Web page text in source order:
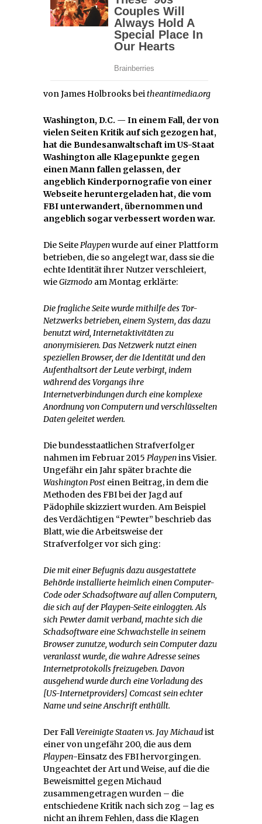
von James Holbrooks beitheantimedia.org
Washington, D.C. — In einem Fall, der von
vielen Seiten Kritik auf sich gezogen hat,
hat die Bundesanwaltschaft im US-Staat
Washington alle Klagepunkte gegen
einen Mann fallen gelassen, der
angeblich Kinderpornografie von einer
Webseite heruntergeladen hat, die vom
FBI unterwandert, übernommen und
angeblich sogar verbessert worden war.
Die SeitePlaypenwurde auf einer Plattform
betrieben, die so angelegt war, dass sie die
echte Identität ihrer Nutzer verschleiert,
wieGizmodo am Montag erklärte:
Die fragliche Seite wurde mithilfe des Tor-
Netzwerks betrieben, einem System, das dazu
benutzt wird, Internetaktivitäten zu
anonymisieren. Das Netzwerk nutzt einen
speziellen Browser, der die Identität und den
Aufenthaltsort der Leute verbirgt, indem
während des Vorgangs ihre
Internetverbindungen durch eine komplexe
Anordnung von Computern und verschlüsselten
Daten geleitet werden.
Die bundesstaatlichen Strafverfolger
nahmen im Februar 2015 Playpenins Visier.
Ungefähr ein Jahr später brachte die
Washington Post einen Beitrag, in dem die
Methoden des FBI bei der Jagd auf
Pädophile skizziert wurden. Am Beispiel
des Verdächtigen “Pewter” beschrieb das
Blatt, wie die Arbeitsweise der
Strafverfolger vor sich ging:
Die mit einer Befugnis dazu ausgestattete
Behörde installierte heimlich einen Computer-
Code oder Schadsoftware auf allen Computern,
die sich auf der Playpen-Seite einloggten. Als
sich Pewter damit verband, machte sich die
Schadsoftware eine Schwachstelle in seinem
Browser zunutze, wodurch sein Computer dazu
veranlasst wurde, die wahre Adresse seines
Internetprotokolls freizugeben. Davon
ausgehend wurde durch eine Vorladung des
[US-Internetproviders] Comcast sein echter
Name und seine Anschrift enthüllt.
Der FallVereinigte Staaten vs. Jay Michaudist
einer von ungefähr 200, die aus dem
Playpen-Einsatz des FBI hervorgingen.
Ungeachtet der Art und Weise, auf die die
Beweismittel gegen Michaud
zusammengetragen wurden – die
entschiedene Kritik nach sich zog – lag es
nicht an ihrem Fehlen, dass die Klagen